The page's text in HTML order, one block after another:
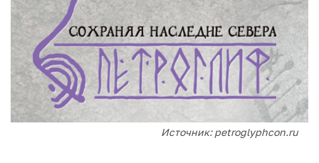
Источник: petroglyphcon.ru